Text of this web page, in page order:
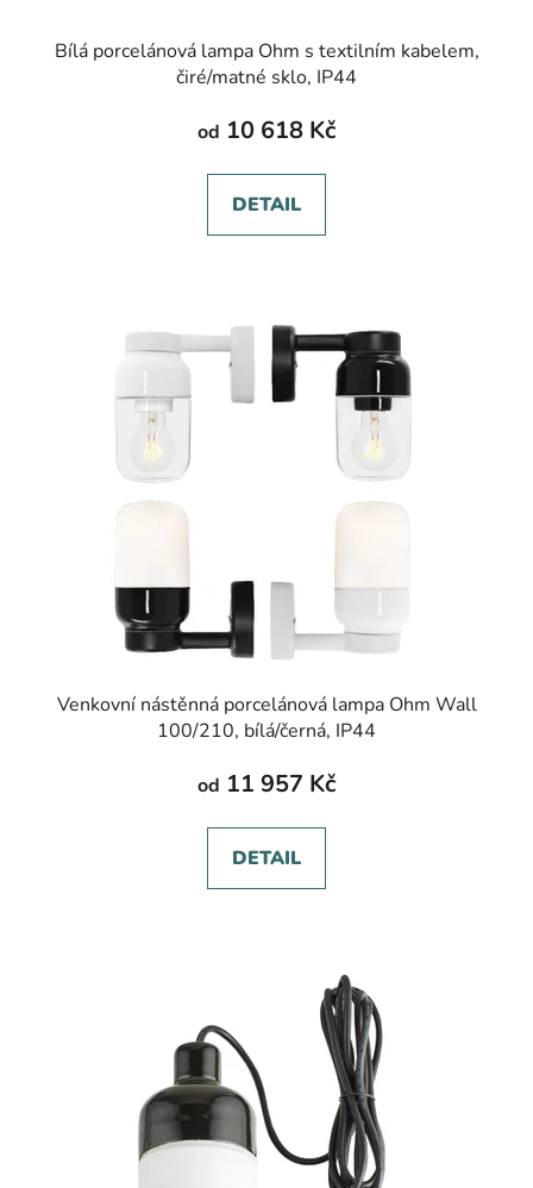
Bílá porcelánová lampa Ohm s textilním kabelem,
čiré/matné sklo, IP44
od 10 618 Kč
DETAIL
Venkovní nástěnná porcelánová lampa Ohm Wall
100/210, bílá/černá, IP44
od 11 957 Kč
DETAIL